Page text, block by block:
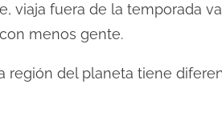
viaja fuera de la temporada
menos gente.
región del planeta tiene